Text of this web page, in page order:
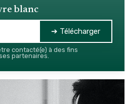
blanc
➔ Télécharger
contacté(e) à des fins
partenaires.